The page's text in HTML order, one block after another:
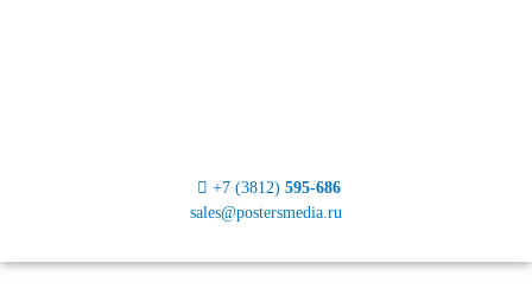
+7 (3812)595-686
sales@postersmedia.ru